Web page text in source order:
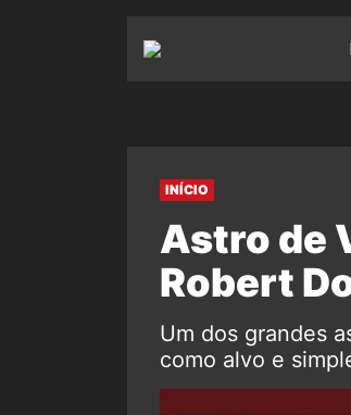
INÍCIO
Astro de
Robert
Um dos grandes
como alvo e